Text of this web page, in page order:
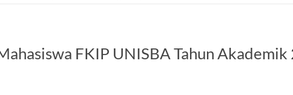
FKIP UNISBA Tahun